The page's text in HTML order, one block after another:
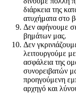
διάρκεια της
ατυχήματα στο
Δεν αφήνουμε
βημάτων μας.
Δεν
λειτουργούμε
ασφάλεια της
συνορειβατών
προηγούμενη
αρχηγό και